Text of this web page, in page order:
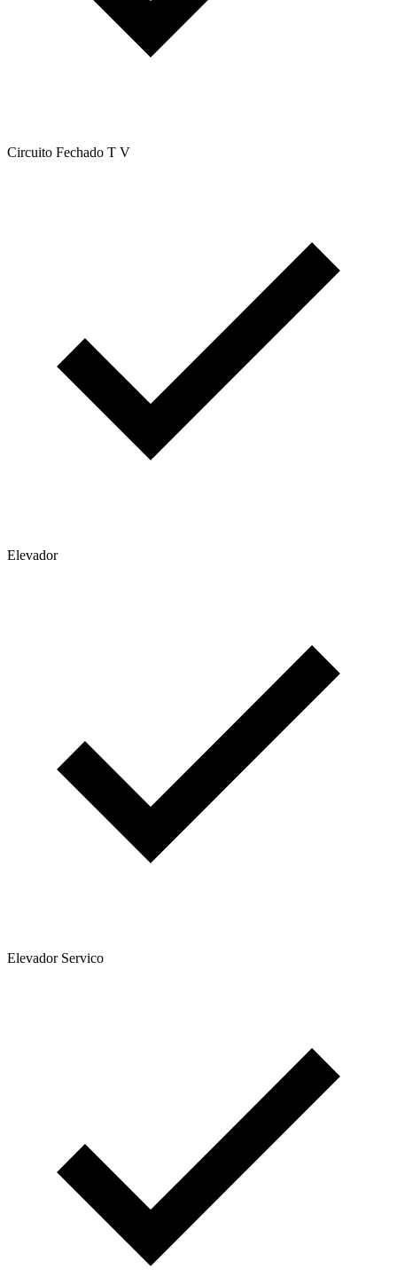
Circuito Fechado T V
Elevador
Elevador Servico